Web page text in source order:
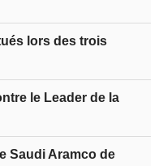
lors des trois
le Leader de la
Saudi Aramco de